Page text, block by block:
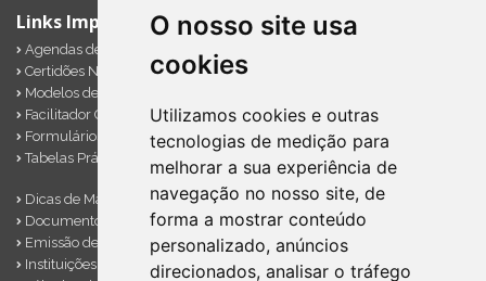
O nosso site usa
cookies
Utilizamos cookies e outras
tecnologias de medição para
melhorar a sua experiência de
navegação no nosso site, de
forma a mostrar conteúdo
personalizado, anúncios
direcionados, analisar o tráfego
Links Importantes
Agendas de Obrigações
Certidões Negativas
Modelos de Documentos
Facilitador Contábil
Formulários Diversos
Tabelas Práticas
Dicas de Marketing
Documentos Importantes
Emissão de Notas
Instituições Financeiras